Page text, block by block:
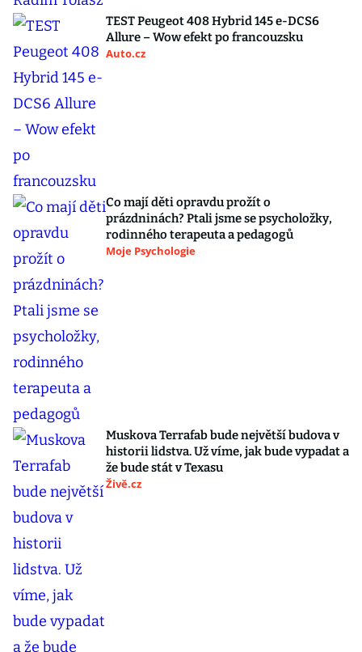
TEST Peugeot 408 Hybrid 145 e-DCS6
Allure – Wow efekt po francouzsku
Auto.cz
Co mají děti opravdu prožít o
prázdninách? Ptali jsme se psycholožky,
rodinného terapeuta a pedagogů
Moje Psychologie
Muskova Terrafab bude největší budova v
historii lidstva. Už víme, jak bude vypadat a
že bude stát v Texasu
Živě.cz